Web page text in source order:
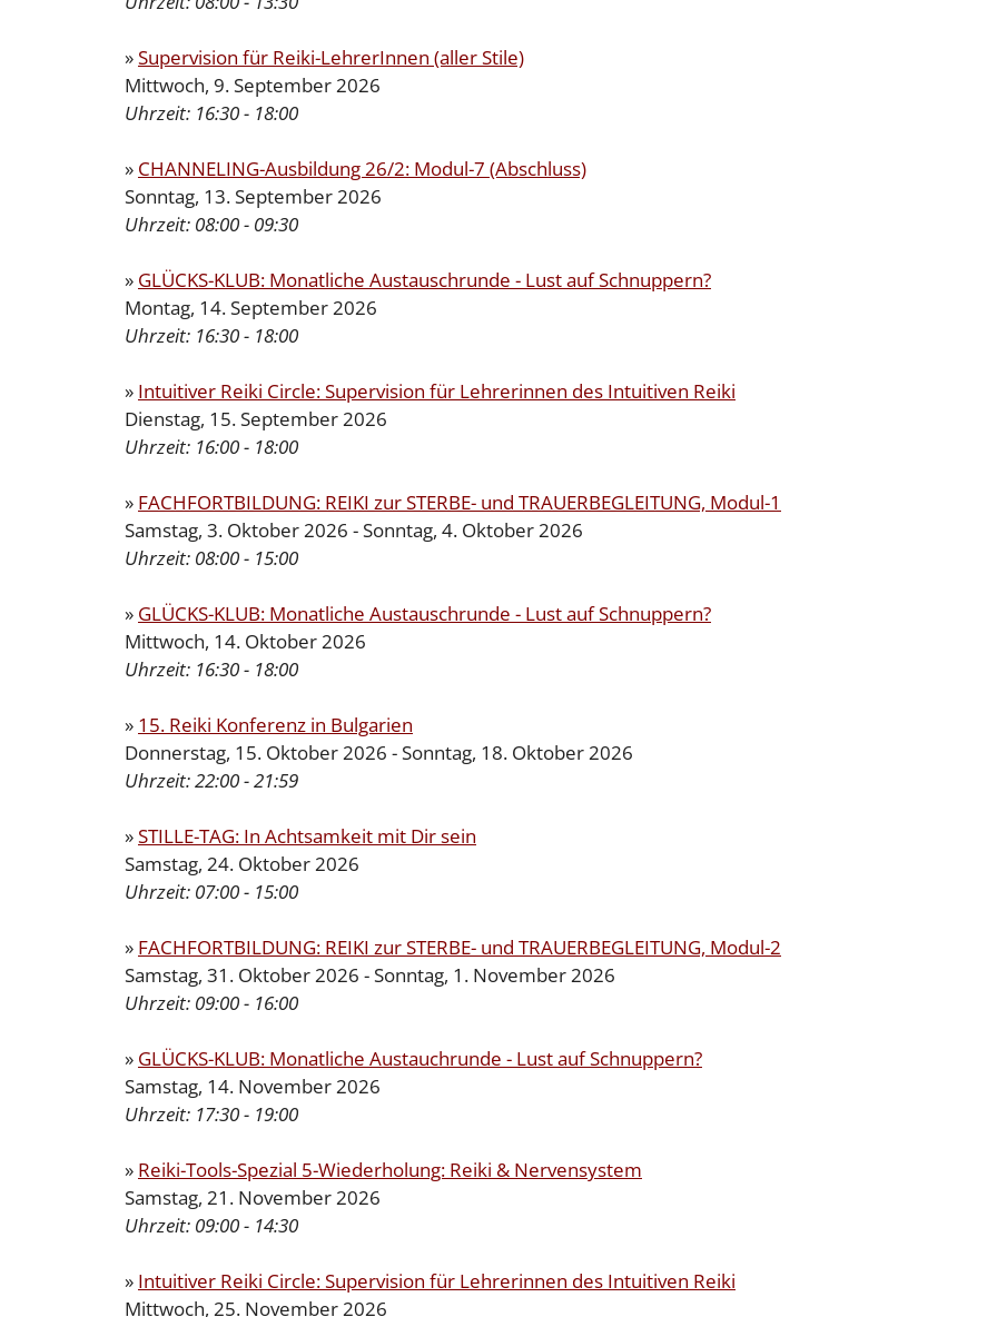
»Supervision für Reiki-LehrerInnen (aller Stile)
Mittwoch, 9. September 2026
Uhrzeit: 16:30 - 18:00
» CHANNELING-Ausbildung 26/2: Modul-7 (Abschluss)
Sonntag, 13. September 2026
Uhrzeit: 08:00 - 09:30
» GLÜCKS-KLUB: Monatliche Austauschrunde - Lust auf Schnuppern?
Montag, 14. September 2026
Uhrzeit: 16:30 - 18:00
» Intuitiver Reiki Circle: Supervision für Lehrerinnen des Intuitiven Reiki
Dienstag, 15. September 2026
Uhrzeit: 16:00 - 18:00
» FACHFORTBILDUNG: REIKI zur STERBE- und TRAUERBEGLEITUNG, Modul-1
Samstag, 3. Oktober 2026 - Sonntag, 4. Oktober 2026
Uhrzeit: 08:00 - 15:00
» GLÜCKS-KLUB: Monatliche Austauschrunde - Lust auf Schnuppern?
Mittwoch, 14. Oktober 2026
Uhrzeit: 16:30 - 18:00
» 15. Reiki Konferenz in Bulgarien
Donnerstag, 15. Oktober 2026 - Sonntag, 18. Oktober 2026
Uhrzeit:22:00 - 21:59
»STILLE-TAG: In Achtsamkeit mit Dir sein
Samstag, 24. Oktober 2026
Uhrzeit: 07:00 - 15:00
» FACHFORTBILDUNG: REIKI zur STERBE- und TRAUERBEGLEITUNG, Modul-2
Samstag, 31. Oktober 2026 - Sonntag, 1. November 2026
Uhrzeit: 09:00 - 16:00
» GLÜCKS-KLUB: Monatliche Austauchrunde - Lust auf Schnuppern?
Samstag, 14. November 2026
Uhrzeit: 17:30 - 19:00
» Reiki-Tools-Spezial 5-Wiederholung: Reiki & Nervensystem
Samstag, 21. November 2026
Uhrzeit: 09:00 - 14:30
» Intuitiver Reiki Circle: Supervision für Lehrerinnen des Intuitiven Reiki
Mittwoch, 25. November 2026